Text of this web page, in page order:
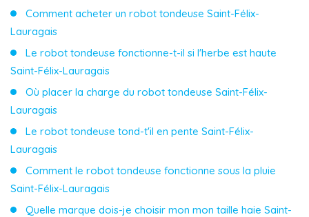
Comment acheter un robot tondeuse Saint-Félix-
Lauragais
Le robot tondeuse fonctionne-t-il si l'herbe est haute
Saint-Félix-Lauragais
Où placer la charge du robot tondeuse Saint-Félix-
Lauragais
Le robot tondeuse tond-t'il en pente Saint-Félix-
Lauragais
Comment le robot tondeuse fonctionne sous la pluie
Saint-Félix-Lauragais
Quelle marque dois-je choisir mon mon taille haie Saint-